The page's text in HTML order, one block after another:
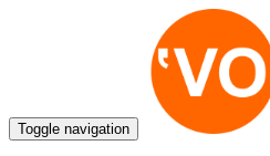
Toggle navigation